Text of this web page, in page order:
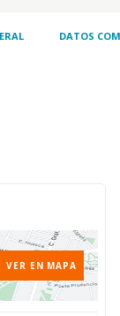
DATOS
VER EN MAPA